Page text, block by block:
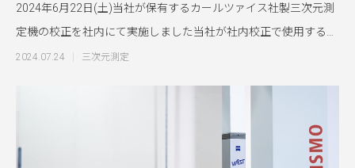
2024年6月22日(土)当社が保有するカールツァイス社製三次元測
定機の校正を社内にて実施しました当社が社内校正で使用するブ
ロッ
2024.07.24 三次元測定